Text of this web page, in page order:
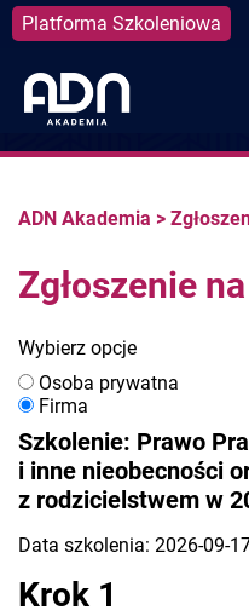
Platforma Szkoleniowa
content
ADN Akademia >
Zgłoszenie
Wybierz opcje
Osoba prywatna
Firma
Szkolenie: Prawo
i inne nieobecności
z rodzicielstwem w
Data szkolenia: 2026-09-
Krok 1